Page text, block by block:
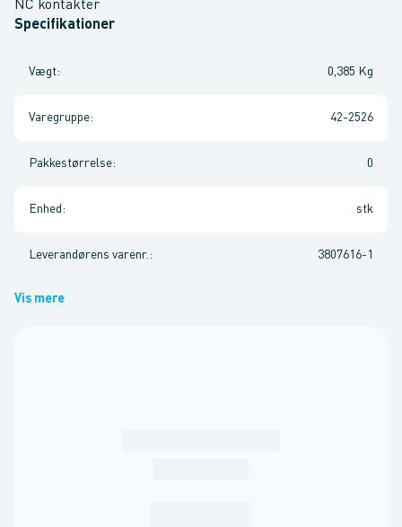
NC kontakter
Specifikationer
Vægt: 0,385 Kg
Varegruppe: 42-2526
Pakkestørrelse: 0
Enhed : stk
Leverandørens varenr. : 3807616-1
Vis mere